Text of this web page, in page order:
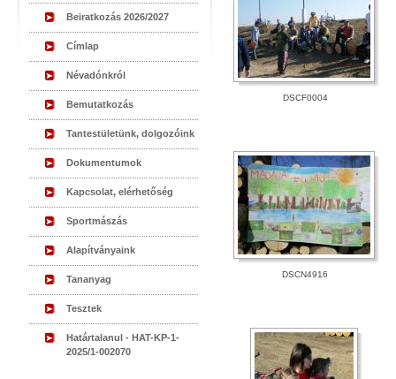
Beiratkozás 2026/2027
Címlap
Névadónkról
Bemutatkozás
Tantestületünk, dolgozóink
Dokumentumok
Kapcsolat, elérhetőség
Sportmászás
Alapítványaink
Tananyag
Tesztek
Határtalanul - HAT-KP-1-
2025/1-002070
DSCF0004
DSCN4916